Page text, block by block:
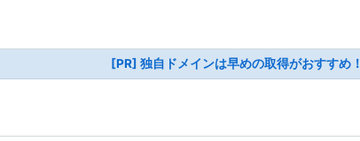
[PR] 独自ドメインは早めの取得がおすすめ！